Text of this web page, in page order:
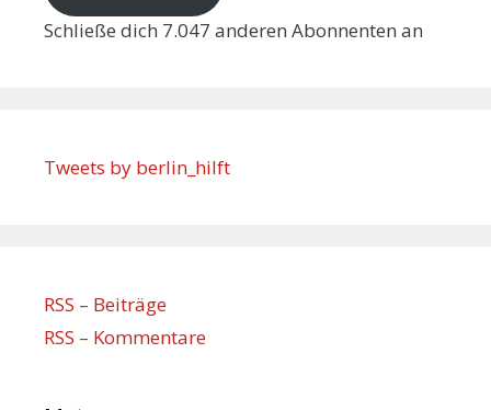
Schließe dich 7.047 anderen Abonnenten an
Tweets by berlin_hilft
RSS – Beiträge
RSS – Kommentare